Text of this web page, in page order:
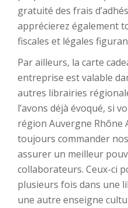
gratuité des frais
apprécierez également
fiscales et légales
Par ailleurs, la carte
entreprise est valable
autres librairies
l’avons déjà évoqué, si
région Auvergne Rhône
toujours commander
assurer un meilleur
collaborateurs. Ceux-ci
plusieurs fois dans une
une autre enseigne